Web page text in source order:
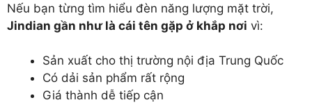
Nếu bạn từng tìm hiểu đèn năng lượng mặt trời,
Jindian gần như là cái tên gặp ở khắp nơi vì:
Sản xuất cho thị trường nội địa Trung Quốc
Có dải sản phẩm rất rộng
Giá thành dễ tiếp cận